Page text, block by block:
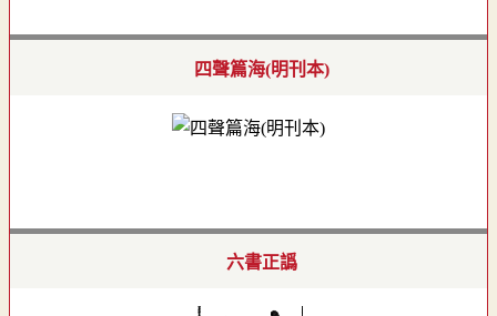
四聲篇海(明刊本)
六書正譌